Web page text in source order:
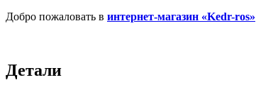
Добро пожаловать в интернет-магазин «Kedr-ros»
Детали